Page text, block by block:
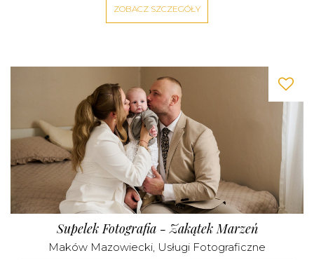
ZOBACZ SZCZEGÓŁY
Supelek Fotografia - Zakątek Marzeń
Maków Mazowiecki, Usługi Fotograficzne